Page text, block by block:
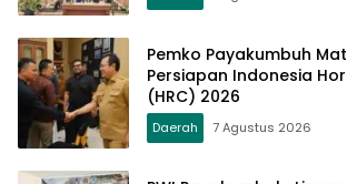
Pemko Payakumbuh
Persiapan Indonesia
(HRC) 2026
Daerah 7 Agustus 2026